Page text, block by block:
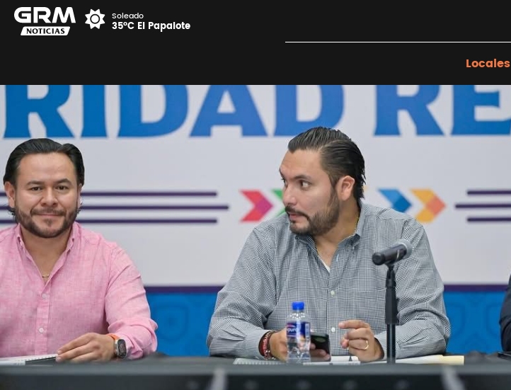
Soleado
35°C El Papalote
Locales